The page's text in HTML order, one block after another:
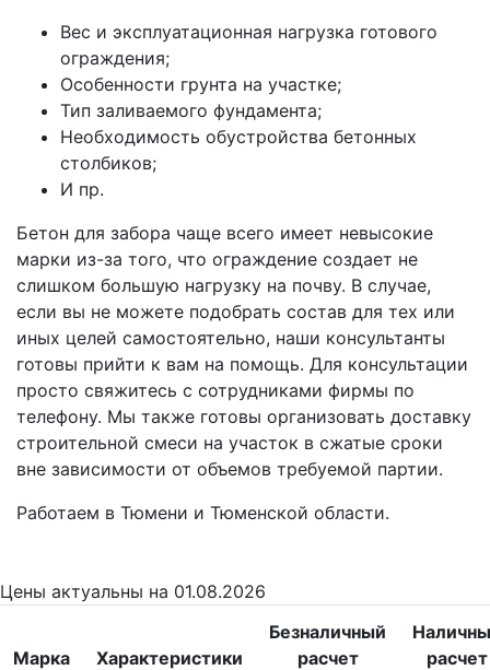
Вес и эксплуатационная нагрузка готового
ограждения;
Особенности грунта на участке;
Тип заливаемого фундамента;
Необходимость обустройства бетонных
столбиков;
И пр.
Бетон для забора чаще всего имеет невысокие
марки из-за того, что ограждение создает не
слишком большую нагрузку на почву. В случае,
если вы не можете подобрать состав для тех или
иных целей самостоятельно, наши консультанты
готовы прийти к вам на помощь. Для консультации
просто свяжитесь с сотрудниками фирмы по
телефону. Мы также готовы организовать доставку
строительной смеси на участок в сжатые сроки
вне зависимости от объемов требуемой партии.
Работаем в Тюмени и Тюменской области.
Цены актуальны на 01.08.2026
Марка Характеристики
Безналичный
расчет
расчет